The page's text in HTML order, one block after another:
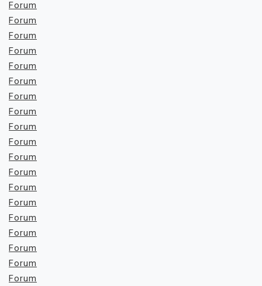
Forum
Forum
Forum
Forum
Forum
Forum
Forum
Forum
Forum
Forum
Forum
Forum
Forum
Forum
Forum
Forum
Forum
Forum
Forum